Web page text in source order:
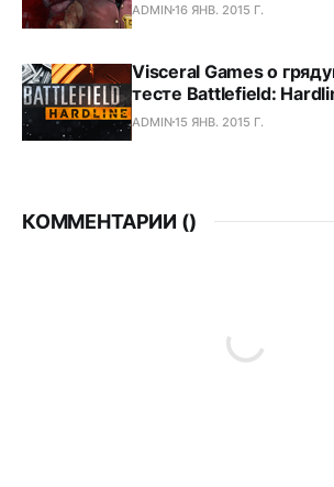
ADMIN16 ЯНВ. 2015 Г.
Visceral Games о
тесте Battlefield:
ADMIN15 ЯНВ. 2015 Г.
КОММЕНТАРИИ ()